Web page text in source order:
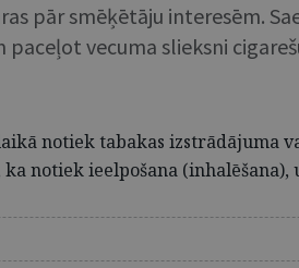
pār smēķētāju interesēm.
vecuma slieksni
notiek tabakas izstrādājuma
notiek ieelpošana